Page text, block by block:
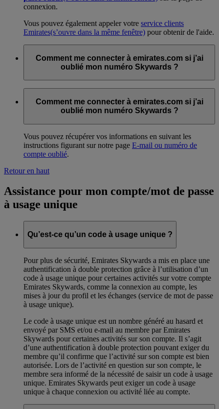
connexion.
Vous pouvez également appeler votre service clients
Emirates(s’ouvre dans la même fenêtre) pour obtenir de l'aide.
Comment me connecter à emirates.com si j’ai
oublié mon numéro Skywards ?
instructions figurant sur notre page E-mail ou numéro de
compte oublié.
Comment me connecter à emirates.com si j’ai
oublié mon numéro Skywards ?
Vous pouvez récupérer vos informations en suivant les
instructions figurant sur notre page E-mail ou numéro de
compte oublié.
Retour en haut
Assistance pour mon compte/mot de passe
à usage unique
Qu’est-ce qu’un code à usage unique ?
Pour plus de sécurité, Emirates Skywards a mis en place une
authentification à double protection grâce à l’utilisation d’un
code à usage unique pour certaines activités sur votre compte
Emirates Skywards, comme la connexion au compte, les
mises à jour du profil et les échanges (service de mot de passe
à usage unique).
Le code à usage unique est un nombre généré au hasard et
envoyé par SMS et/ou e-mail au membre par Emirates
Skywards pour certaines activités sur son compte. Il s’agit
d’une authentification à double protection pouvant exiger du
membre qu’il confirme que l’activité sur son compte est bien
autorisée. Lors de l’activité en question sur son compte, le
membre sera informé de la nécessité de saisir un code à usage
unique. Emirates Skywards peut exiger un code à usage
unique à chaque connexion ou activité liée au compte.